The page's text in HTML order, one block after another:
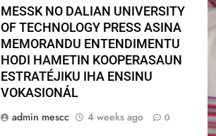
MESSK NO DALIAN UNIVERSITY
OF TECHNOLOGY PRESS ASINA
MEMORANDU ENTENDIMENTU
HODI HAMETIN KOOPERASAUN
ESTRATÉJIKU IHA ENSINU
VOKASIONÁL
admin mescc
4 weeks ago 0